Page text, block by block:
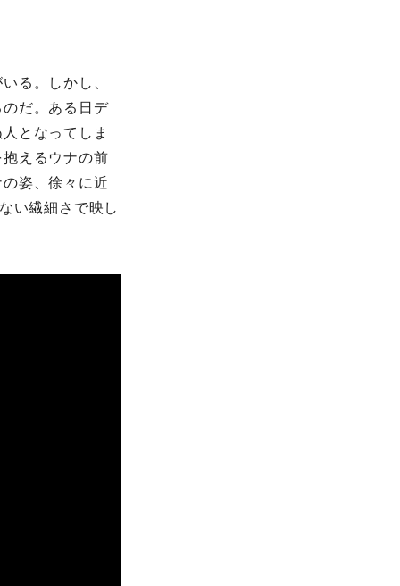
る。しかし、
だ。ある日デ
となってしま
えるウナの前
姿、徐々に近
い繊細さで映し